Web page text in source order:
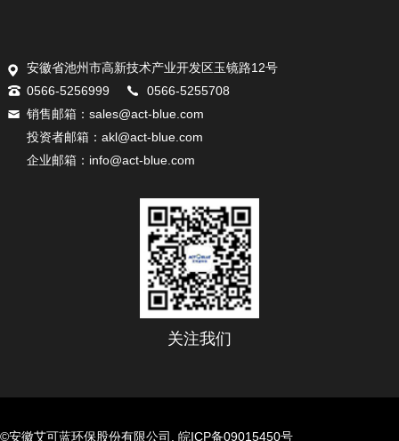
安徽省池州市高新技术产业开发区玉镜路12号
0566-5256999
0566-5255708
销售邮箱：sales@act-blue.com
投资者邮箱：akl@act-blue.com
企业邮箱：info@act-blue.com
关注我们
©安徽艾可蓝环保股份有限公司. 皖ICP备09015450号